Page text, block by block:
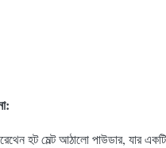
হট মেল্ট আঠালো পাউডার, যার